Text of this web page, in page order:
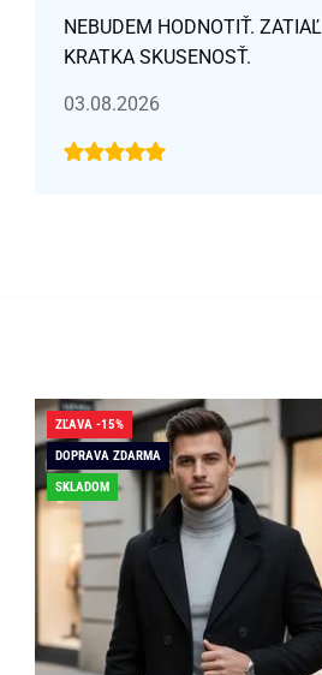
NEBUDEM HODNOTIŤ. ZATIAĽ
KRATKA SKUSENOSŤ.
03.08.2026
ZĽAVA -15%
DOPRAVA ZDARMA
SKLADOM